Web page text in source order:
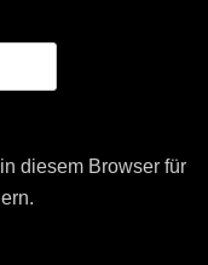
diesem Browser für